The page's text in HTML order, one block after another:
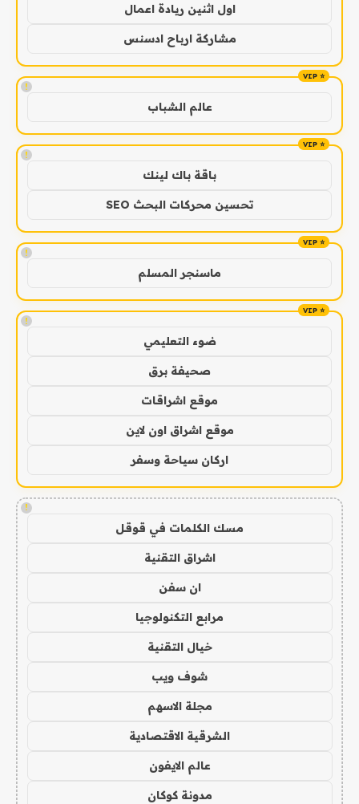
اول اثنين ريادة اعمال
مشاركة ارباح ادسنس
!
عالم الشباب
!
باقة باك لينك
تحسين محركات البحث SEO
!
ماسنجر المسلم
!
ضوء التعليمي
صحيفة برق
موقع اشراقات
موقع اشراق اون لاين
اركان سياحة وسفر
!
مسك الكلمات في قوقل
اشراق التقنية
ان سفن
مرابع التكنولوجيا
خيال التقنية
شوف ويب
مجلة الاسهم
الشرقية الاقتصادية
عالم الايفون
مدونة كوكان